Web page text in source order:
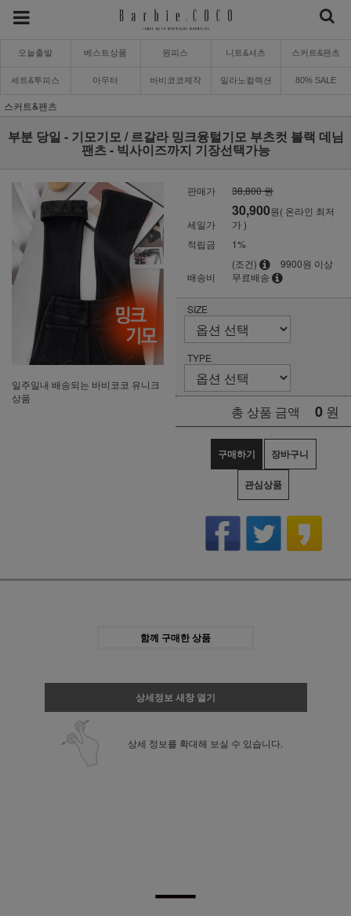
오늘출발 베스트상품 원피스 니트&셔츠 스커트&팬츠
세트&투피스 아우터 바비코코제작 밀라노컬렉션 80% SALE
스커트&팬츠
부분 당일 - 기모기모 / 르갈라 밍크융털기모 부츠컷 블랙 데님
팬츠 - 빅사이즈까지 기장선택가능
일주일내 배송되는 바비코코 유니크
상품
판매가 38,800 원
세일가
30,900원( 온라인 최저
가 )
적립금
1%
배송비
(조건)
9900원 이상
무료배송
SIZE
TYPE
총 상품 금액 0 원
구매하기 장바구니
관심상품
함께 구매한 상품
상세정보 새창 열기
상세 정보를 확대해 보실 수 있습니다.